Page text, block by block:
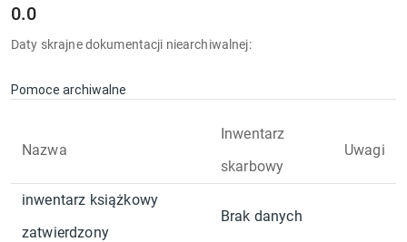
0.0
Daty skrajne dokumentacji niearchiwalnej:
Pomoce archiwalne
Nazwa
Inwentarz
skarbowy
Uwagi
inwentarz książkowy
zatwierdzony
Brak danych